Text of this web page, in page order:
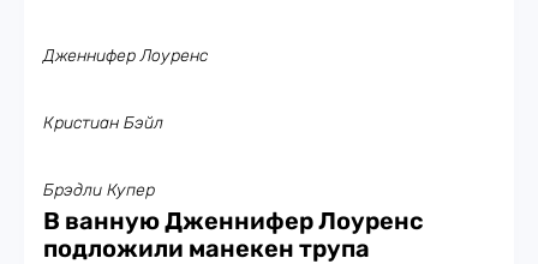
Дженнифер Лоуренс
Кристиан Бэйл
Брэдли Купер
В ванную Дженнифер Лоуренс
подложили манекен трупа